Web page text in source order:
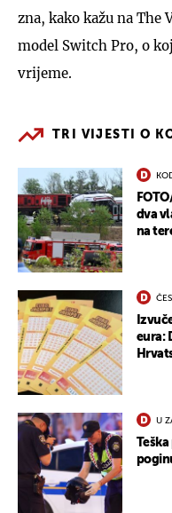
zna, kako kažu na The
model Switch Pro, o
vrijeme.
TRI VIJESTI O
dva
na
eura:
U